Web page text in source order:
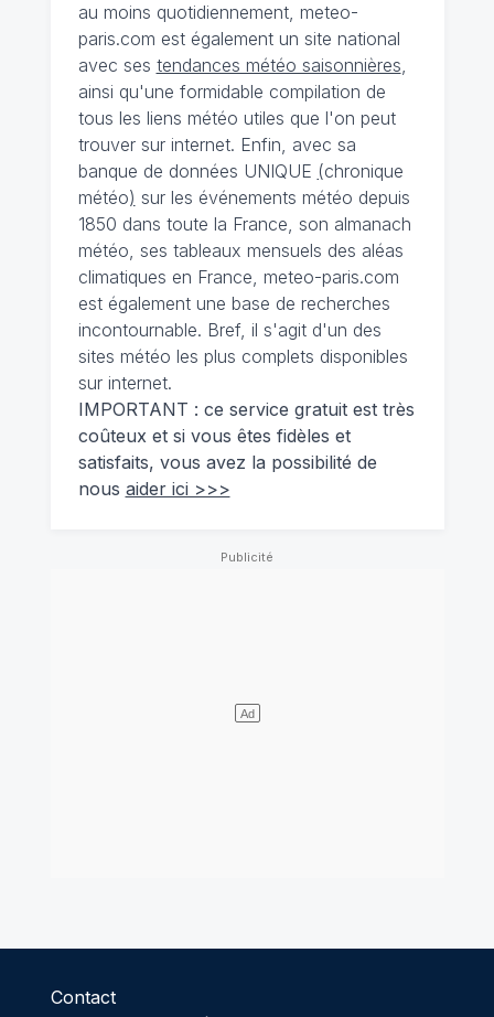
au moins quotidiennement, meteo-
paris.com est également un site national
avec ses tendances météo saisonnières,
ainsi qu'une formidable compilation de
tous les liens météo utiles que l'on peut
trouver sur internet. Enfin, avec sa
banque de données UNIQUE (chronique
météo) sur les événements météo depuis
1850 dans toute la France, son almanach
météo, ses tableaux mensuels des aléas
climatiques en France, meteo-paris.com
est également une base de recherches
incontournable. Bref, il s'agit d'un des
sites météo les plus complets disponibles
sur internet.
IMPORTANT : ce service gratuit est très
coûteux et si vous êtes fidèles et
satisfaits, vous avez la possibilité de
nous aider ici >>>
Contact